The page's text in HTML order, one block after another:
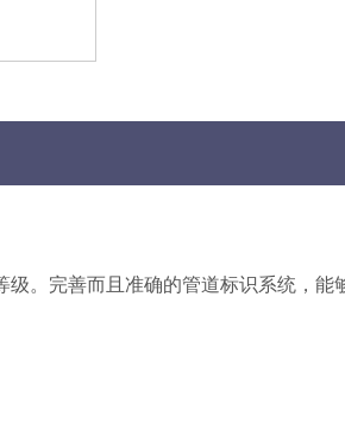
。完善而且准确的管道标识系统，